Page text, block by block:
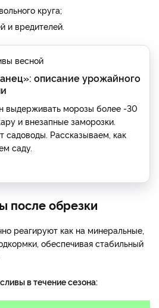
круга;
и вредителей.
описание урожайного
выдерживать морозы более -30
и внезапные заморозки.
садоводы. Рассказываем, как
саду.
после обрезки
реагируют как на минеральные,
обеспечивая стабильный
в течение сезона: